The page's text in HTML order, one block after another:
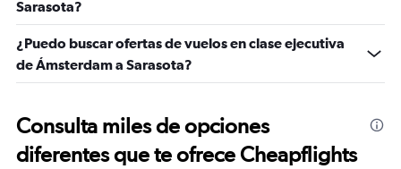
Sarasota?
¿Puedo buscar ofertas de vuelos en clase ejecutiva
de Ámsterdam a Sarasota?
Consulta miles de opciones
diferentes que te ofrece Cheapflights